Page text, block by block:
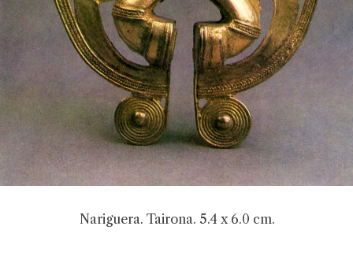
Nariguera. Tairona. 5.4 x 6.0 cm.